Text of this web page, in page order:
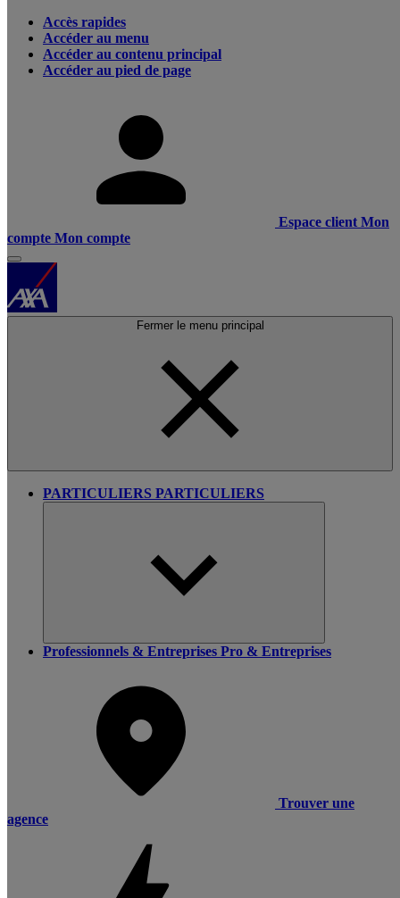
Accès rapides
Accéder au menu
Accéder au contenu principal
Accéder au pied de page
Espace client Mon
compte Mon compte
Fermer le menu principal
PARTICULIERS PARTICULIERS
Professionnels & Entreprises Pro & Entreprises
Trouver une
agence